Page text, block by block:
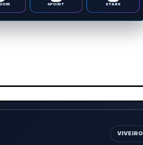
4POINT STARS
VIVEIRO